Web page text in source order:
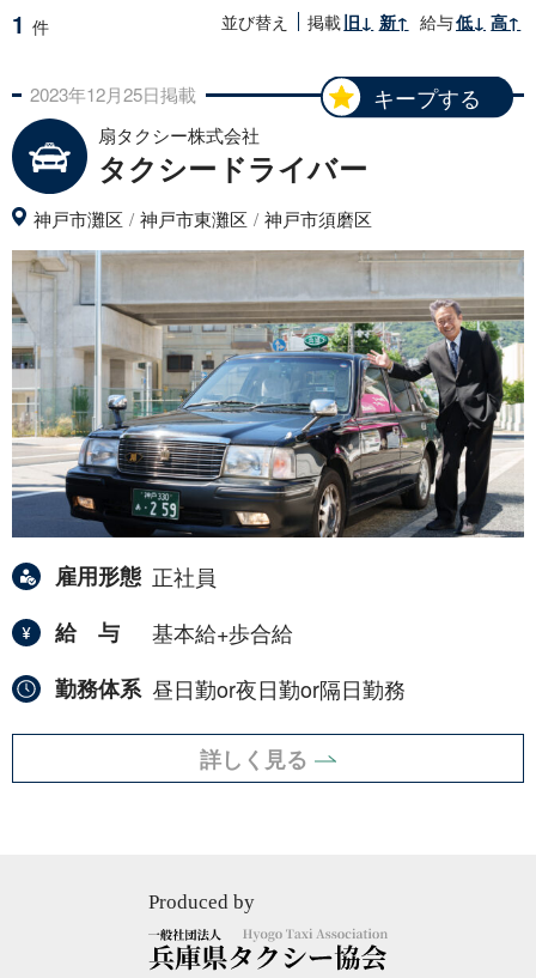
1 件 並び替え 掲載 旧↓ 新↑ 給与低↓ 高↑
キープする
2023年12月25日掲載
扇タクシー株式会社
タクシードライバー
神戸市灘区 神戸市東灘区 神戸市須磨区
雇用形態 正社員
給与
基本給+歩合給
勤務体系 昼日勤or夜日勤or隔日勤務
詳しく見る
Produced by